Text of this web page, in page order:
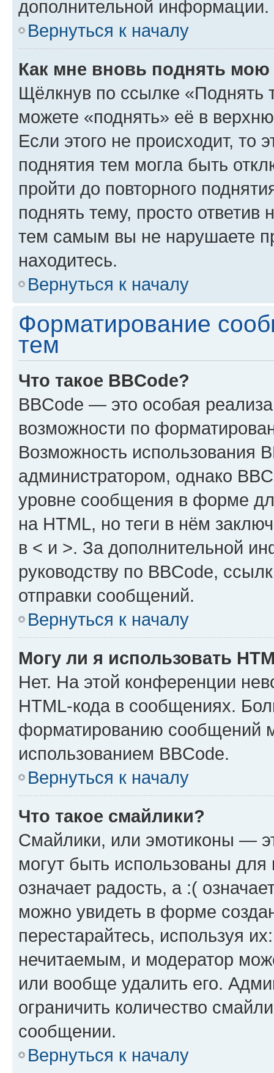
дополнительной информации.
Вернуться к началу
Как мне вновь поднять мою
Щёлкнув по ссылке «Поднять
можете «поднять» её в
Если этого не происходит, то
поднятия тем могла быть
пройти до повторного
поднять тему, просто ответив
тем самым вы не нарушаете
находитесь.
Вернуться к началу
Форматирование
тем
Что такое BBCode?
BBCode — это особая
возможности по
Возможность использования
администратором, однако
уровне сообщения в форме
на HTML, но теги в нём
в < и >. За дополнительной
руководству по BBCode,
отправки сообщений.
Вернуться к началу
Могу ли я использовать
Нет. На этой конференции
HTML-кода в сообщениях.
форматированию сообщений
использованием BBCode.
Вернуться к началу
Что такое смайлики?
Смайлики, или эмотиконы —
могут быть использованы
означает радость, а :(
можно увидеть в форме
перестарайтесь, используя
нечитаемым, и модератор
или вообще удалить его.
ограничить количество
сообщении.
Вернуться к началу